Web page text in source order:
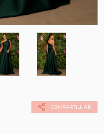
COMPARTILHAR